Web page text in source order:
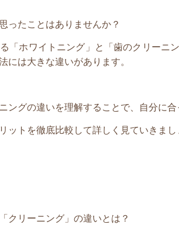
ったことはありませんか？
「ホワイトニング」と「歯のクリーニ
には大きな違いがあります。
ングの違いを理解することで、自分に
ットを徹底比較して詳しく見ていきまし
クリーニング」の違いとは？